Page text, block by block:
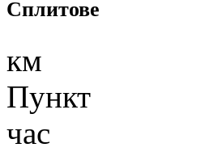
Сплитове
км
Пункт
час